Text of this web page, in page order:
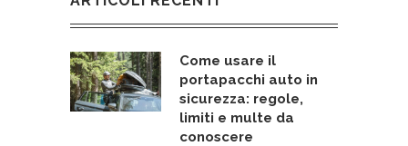
Come usare il
portapacchi auto in
sicurezza: regole,
limiti e multe da
conoscere